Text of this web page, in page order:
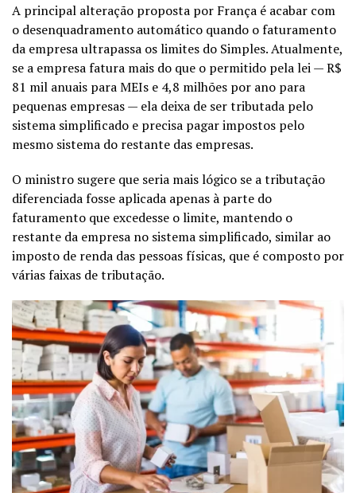
A principal alteração proposta por França é acabar com
o desenquadramento automático quando o faturamento
da empresa ultrapassa os limites do Simples. Atualmente,
se a empresa fatura mais do que o permitido pela lei — R$
81 mil anuais para MEIs e 4,8 milhões por ano para
pequenas empresas — ela deixa de ser tributada pelo
sistema simplificado e precisa pagar impostos pelo
mesmo sistema do restante das empresas.
O ministro sugere que seria mais lógico se a tributação
diferenciada fosse aplicada apenas à parte do
faturamento que excedesse o limite, mantendo o
restante da empresa no sistema simplificado, similar ao
imposto de renda das pessoas físicas, que é composto por
várias faixas de tributação.